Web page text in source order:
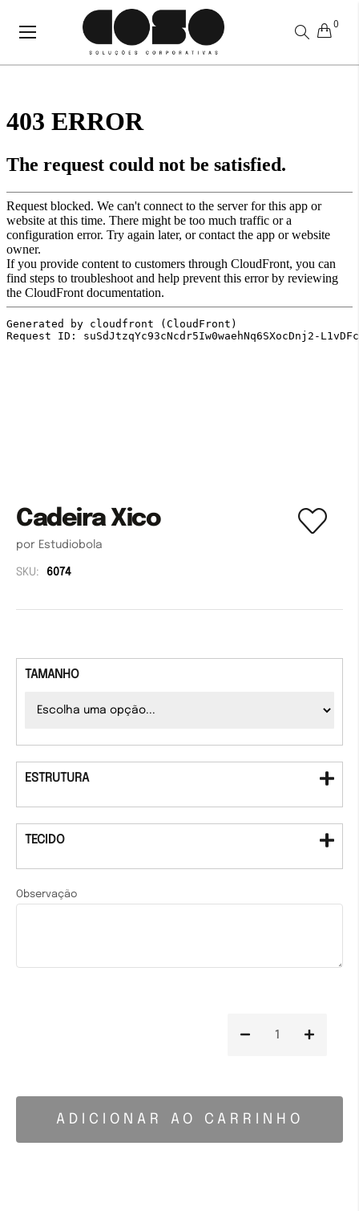
Alternar
0
Cadeira Xico
por Estudiobola
SKU: 6074
TAMANHO
ESTRUTURA
TECIDO
Observação
ADICIONAR AO CARRINHO